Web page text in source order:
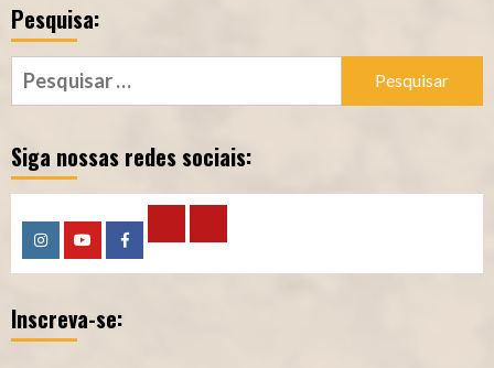
Pesquisa:
Pesquisar
por:
Siga nossas redes sociais:
InstagramYouTubeFacebook
Calculadora
–
Calculadora
–
Inscreva-se: